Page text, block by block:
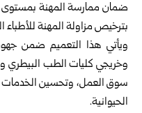
ضمان ممارسة المهنة بمستوى
بترخيص مزاولة المهنة للأطباء
ويأتي هذا التعميم ضمن جهود
وخريجي كليات الطب البيطري
سوق العمل، وتحسين الخدمات
الحيوانية.